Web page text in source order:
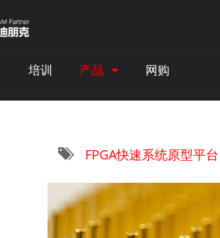
培训 产品 网购
FPGA快速系统原型平台